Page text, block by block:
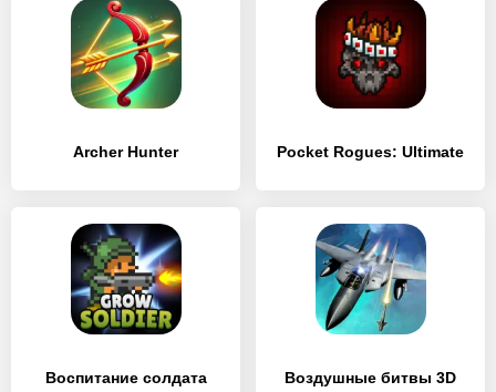
Archer Hunter Pocket Rogues: Ultimate
Воспитание солдата Воздушные битвы 3D